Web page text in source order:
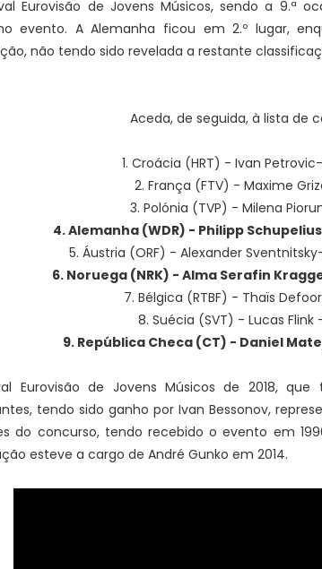
Eurovisão de Jovens Músicos, sendo a 9.ª
evento. A Alemanha ficou em 2.º lugar,
não tendo sido revelada a restante
Aceda, de seguida, à lista de
1. Croácia (HRT) - Ivan
2. França (FTV) - Maxime
3. Polónia (TVP) - Milena
4. Alemanha (WDR) - Philipp
5. Áustria (ORF) - Alexander
6. Noruega (NRK) - Alma Serafin
7. Bélgica (RTBF) - Thaïs
8. Suécia (SVT) - Lucas
9. República Checa (CT) - Daniel
Eurovisão de Jovens Músicos de 2018,
tendo sido ganho por Ivan Bessonov,
do concurso, tendo recebido o evento em
esteve a cargo de André Gunko em 2014.